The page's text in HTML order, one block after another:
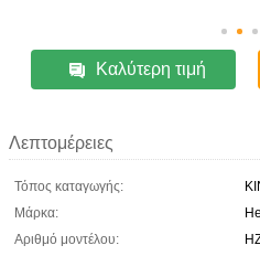
Καλύτερη τιμή
Λεπτομέρειες
Τόπος καταγωγής:
Μάρκα:
Αριθμό μοντέλου: